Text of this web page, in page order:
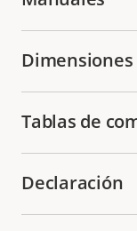
Dimensiones
Tablas de
Declaración